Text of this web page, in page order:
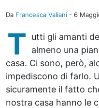
Da Francesca Valiani - 6
T
utti gli amanti
almeno una
casa. Ci sono, però,
impediscono di farlo.
sicuramente il fatto
nostra casa hanno le